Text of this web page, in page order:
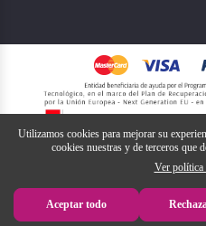
Utilizamos cookies para mejorar su
cookies nuestras y de terceros que
Ver política
Aceptar todo